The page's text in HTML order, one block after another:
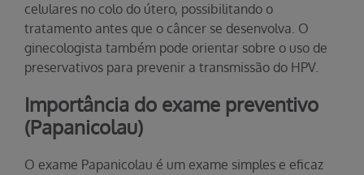
celulares no colo do útero, possibilitando o
tratamento antes que o câncer se desenvolva. O
ginecologista também pode orientar sobre o uso de
preservativos para prevenir a transmissão do HPV.
Importância do exame preventivo
(Papanicolau)
O exame Papanicolau é um exame simples e eficaz